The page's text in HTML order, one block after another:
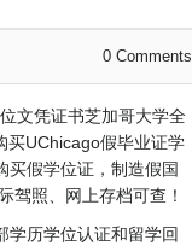
0 Comments
文凭证书芝加哥大学全
买UChicago假毕业证学
买假学位证，制造假国
驾照、网上存档可查！
历学位认证和留学回